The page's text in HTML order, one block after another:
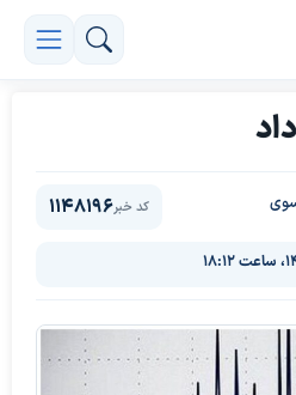
کد خبر1148196